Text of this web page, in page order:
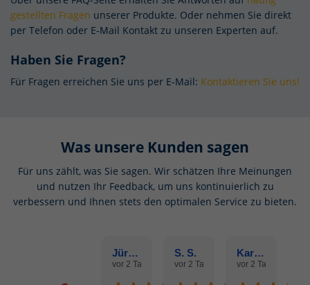
gestellten Fragen unserer Produkte. Oder nehmen Sie direkt
per Telefon oder E-Mail Kontakt zu unseren Experten auf.
Haben Sie Fragen?
Für Fragen erreichen Sie uns per E-Mail: Kontaktieren Sie uns!
Was unsere Kunden sagen
Für uns zählt, was Sie sagen. Wir schätzen Ihre Meinungen
und nutzen Ihr Feedback, um uns kontinuierlich zu
verbessern und Ihnen stets den optimalen Service zu bieten.
Jürgen U.
vor 2 Tagen
S. S.
vor 2 Tagen
Karine M.
vor 2 Tagen
Marketing (3)
Marketing Cookies werden von Drittanbietern oder Publishern
sie Besucher über Websites hinweg verfolgen.
Cookie-Informationen anzeigen
Inhalte zu unseren Produkten zu zeigen und um in den Netzwerken u.a.
Zielgruppen zu bilden und für diese relevante Werbung anzubieten.
Dazu werden anonymisierte Daten Ihres Surfverhaltens an die
Netzwerke übertragen und dort unter Umständen mit weiteren Daten
aus dem Netzwerk zusammengeführt.
Cookie-Informationen anzeigen